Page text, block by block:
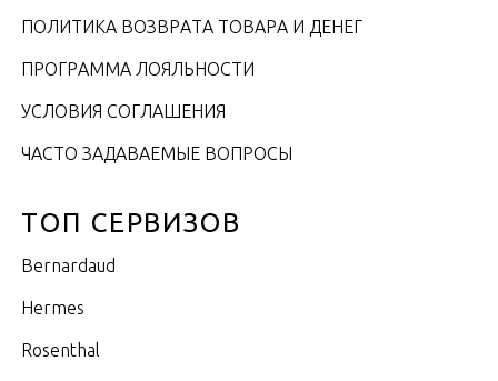
ПОЛИТИКА ВОЗВРАТА ТОВАРА И ДЕНЕГ
ПРОГРАММА ЛОЯЛЬНОСТИ
УСЛОВИЯ СОГЛАШЕНИЯ
ЧАСТО ЗАДАВАЕМЫЕ ВОПРОСЫ
ТОП СЕРВИЗОВ
Bernardaud
Hermes
Rosenthal